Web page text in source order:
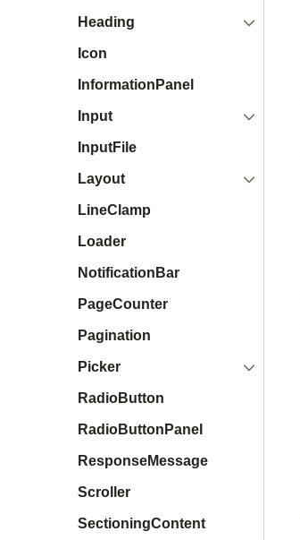
Heading
Icon
InformationPanel
Input
InputFile
Layout
LineClamp
Loader
NotificationBar
PageCounter
Pagination
Picker
RadioButton
RadioButtonPanel
ResponseMessage
Scroller
SectioningContent